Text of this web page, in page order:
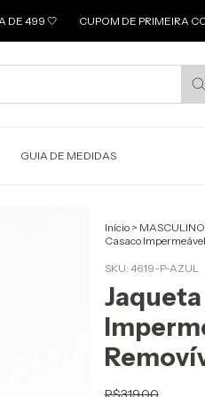
CUPOM DE PRIMEIRA COMPRA:
GUIA DE MEDIDAS
Início > MASCULINO
Casaco
SKU: 4619-P-AZUL